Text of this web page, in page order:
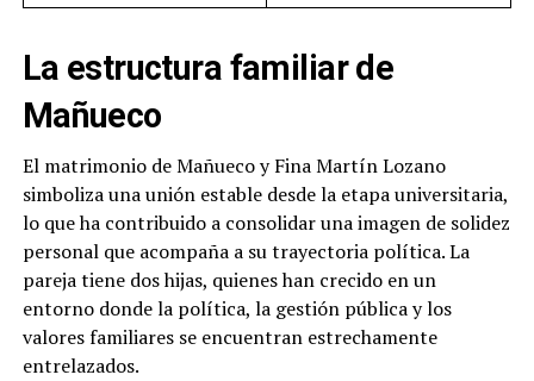
La estructura familiar de
Mañueco
El matrimonio de Mañueco y Fina Martín Lozano
simboliza una unión estable desde la etapa universitaria,
lo que ha contribuido a consolidar una imagen de solidez
personal que acompaña a su trayectoria política. La
pareja tiene dos hijas, quienes han crecido en un
entorno donde la política, la gestión pública y los
valores familiares se encuentran estrechamente
entrelazados.